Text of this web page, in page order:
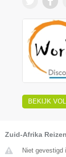
BEKIJK
Zuid-Afrika Reizen
Niet gevestigd